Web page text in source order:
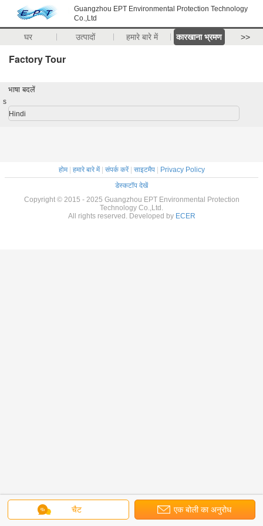
Guangzhou EPT Environmental Protection Technology
Co.,Ltd
घर उत्पादों हमारे बारे में कारखाना भ्रमण >>
Factory Tour
चैट एक बोली का अनुरोध
भाषा बदलें
s
Hindi
होम| हमारे बारे में| संपर्क करें| साइटमैप|
Privacy Policy
डेस्कटॉप देखें
Copyright © 2015 - 2025 Guangzhou EPT Environmental Protection
Technology Co.,Ltd.
All rights reserved. Developed by ECER